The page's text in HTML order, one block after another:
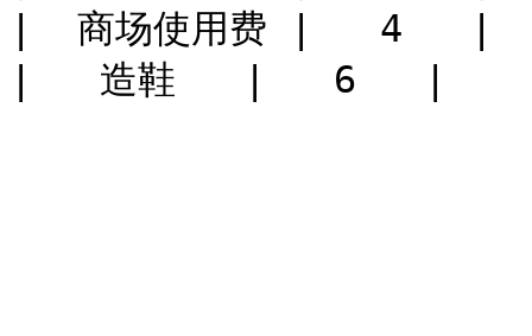
|  商场使用费 |   4   |